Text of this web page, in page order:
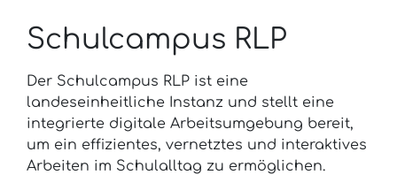
Schulcampus RLP
Der Schulcampus RLP ist eine
landeseinheitliche Instanz und stellt eine
integrierte digitale Arbeitsumgebung bereit,
um ein effizientes, vernetztes und interaktives
Arbeiten im Schulalltag zu ermöglichen.